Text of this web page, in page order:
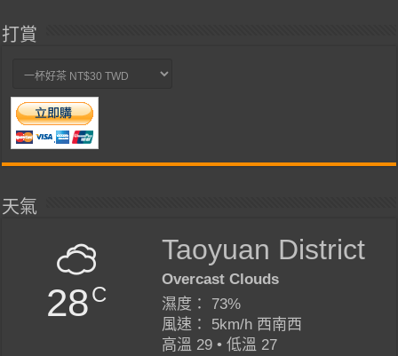
打賞
天氣
28C
Taoyuan District
Overcast Clouds
濕度： 73%
風速： 5km/h 西南西
高溫 29 • 低溫 27